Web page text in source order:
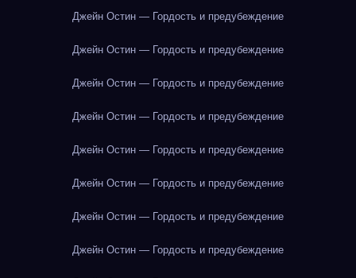
Джейн Остин — Гордость и предубеждение
Джейн Остин — Гордость и предубеждение
Джейн Остин — Гордость и предубеждение
Джейн Остин — Гордость и предубеждение
Джейн Остин — Гордость и предубеждение
Джейн Остин — Гордость и предубеждение
Джейн Остин — Гордость и предубеждение
Джейн Остин — Гордость и предубеждение